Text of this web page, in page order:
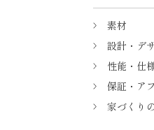
素材
設計・デ
性能・仕
保証・ア
家づくり